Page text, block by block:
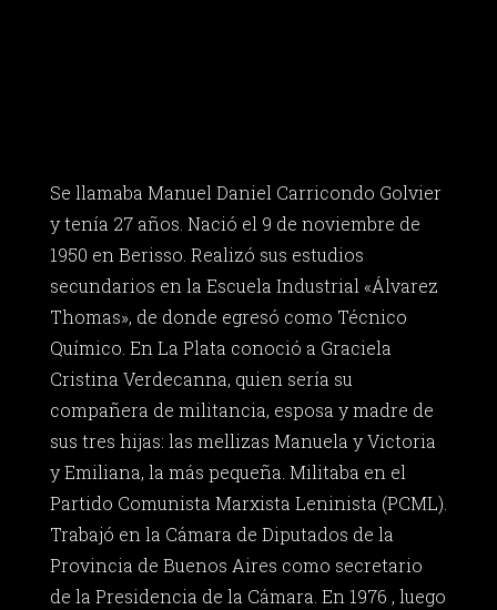
Se llamaba Manuel Daniel Carricondo Golvier
y tenía 27 años. Nació el 9 de noviembre de
1950 en Berisso. Realizó sus estudios
secundarios en la Escuela Industrial «Álvarez
Thomas», de donde egresó como Técnico
Químico. En La Plata conoció a Graciela
Cristina Verdecanna, quien sería su
compañera de militancia, esposa y madre de
sus tres hijas: las mellizas Manuela y Victoria
y Emiliana, la más pequeña. Militaba en el
Partido Comunista Marxista Leninista (PCML).
Trabajó en la Cámara de Diputados de la
Provincia de Buenos Aires como secretario
de la Presidencia de la Cámara. En 1976 , luego